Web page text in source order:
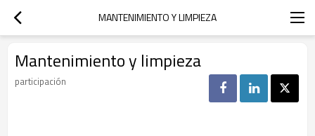
MANTENIMIENTO Y LIMPIEZA
Mantenimiento y limpieza
participación